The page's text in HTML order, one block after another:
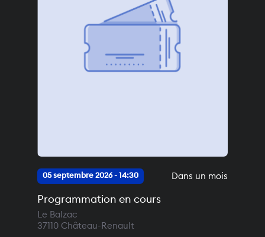
05 septembre 2026 - 14:30 Dans un mois
Programmation en cours
Le Balzac
37110 Château-Renault